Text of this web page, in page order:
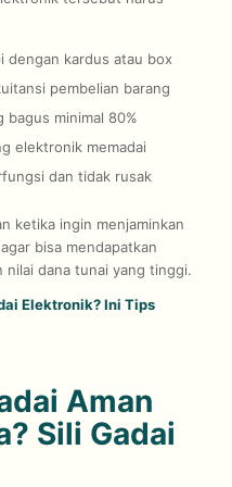
dengan kardus atau box
pembelian barang
bagus minimal 80%
elektronik memadai
dan tidak rusak
ketika ingin menjaminkan
bisa mendapatkan
nilai dana tunai yang tinggi.
Elektronik? Ini Tips
Aman
Sili Gadai